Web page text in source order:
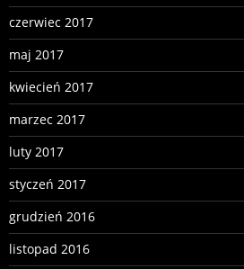
czerwiec 2017
maj 2017
kwiecień 2017
marzec 2017
luty 2017
styczeń 2017
grudzień 2016
listopad 2016